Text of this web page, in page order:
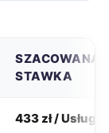
SZACOWANA
STAWKA
433 zł / Usługa